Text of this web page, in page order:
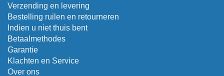
Verzending en levering
Bestelling ruilen en retourneren
Indien u niet thuis bent
Betaalmethodes
Garantie
Klachten en Service
Over ons